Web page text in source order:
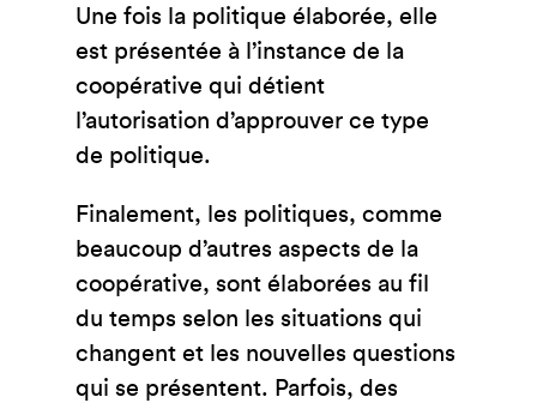
Une fois la politique élaborée, elle
est présentée à l’instance de la
coopérative qui détient
l’autorisation d’approuver ce type
de politique.
Finalement, les politiques, comme
beaucoup d’autres aspects de la
coopérative, sont élaborées au fil
du temps selon les situations qui
changent et les nouvelles questions
qui se présentent. Parfois, des